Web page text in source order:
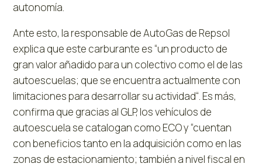
autonomía.
Ante esto, la responsable de AutoGas de Repsol
explica que este carburante es “un producto de
gran valor añadido para un colectivo como el de las
autoescuelas; que se encuentra actualmente con
limitaciones para desarrollar su actividad“. Es más,
confirma que gracias al GLP, los vehículos de
autoescuela se catalogan como ECO y “cuentan
con beneficios tanto en la adquisición como en las
zonas de estacionamiento; también a nivel fiscal en